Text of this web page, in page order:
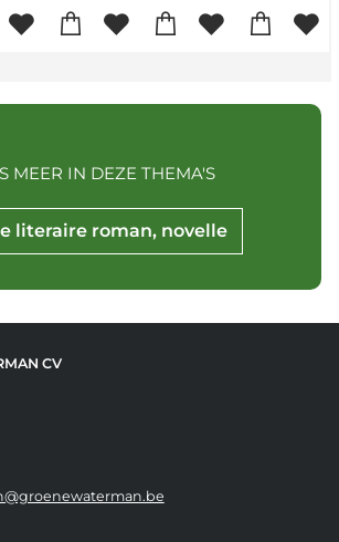
literaire roman, novelle
MEER IN DEZE THEMA'S
CV